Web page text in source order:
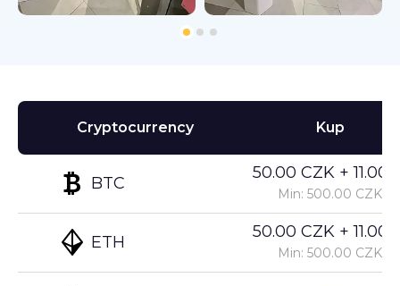
Cryptocurrency
BTC
ETH
Kup
50.00 CZK +
Min: 500.00 CZK
50.00 CZK +
Min: 500.00 CZK